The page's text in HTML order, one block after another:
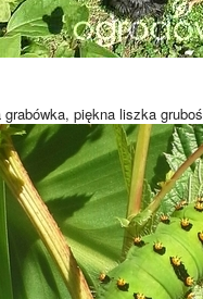
grabówka, piękna liszka